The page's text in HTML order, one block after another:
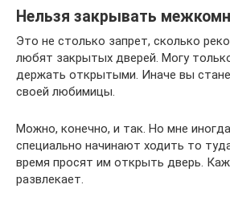
Нельзя закрывать
Это не столько запрет, сколько
любят закрытых дверей. Могу
держать открытыми. Иначе вы
своей любимицы.
Можно, конечно, и так. Но мне
специально начинают ходить то
время просят им открыть дверь.
развлекает.